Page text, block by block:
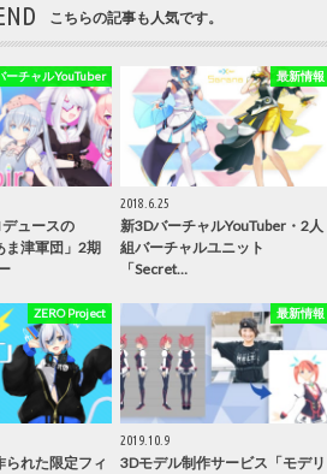
こちらの記事も人気です。
ーチャルYouTuber
ュースの
ま津軍団」2期
最新情報
2018.6.25
新3DバーチャルYouTuber・2人
組バーチャルユニット
「Secret…
ZERO Project
られた限定フィ
最新情報
2019.10.9
3Dモデル制作サービス「モデリ